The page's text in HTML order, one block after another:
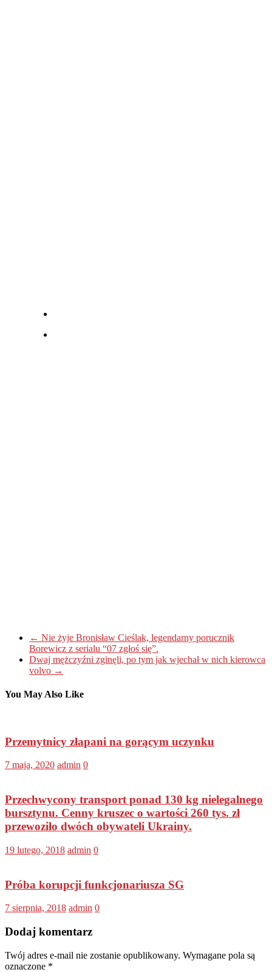
← Nie żyje Bronisław Cieślak, legendarny porucznik
Borewicz z serialu “07 zgłoś się”.
Dwaj mężczyźni zginęli, po tym jak wjechał w nich kierowca
volvo →
You May Also Like
Przemytnicy złapani na gorącym uczynku
7 maja, 2020 admin 0
Przechwycony transport ponad 130 kg nielegalnego
bursztynu. Cenny kruszec o wartości 260 tys. zł
przewoziło dwóch obywateli Ukrainy.
19 lutego, 2018 admin 0
Próba korupcji funkcjonariusza SG
7 sierpnia, 2018 admin 0
Dodaj komentarz
Twój adres e-mail nie zostanie opublikowany. Wymagane pola są
oznaczone *